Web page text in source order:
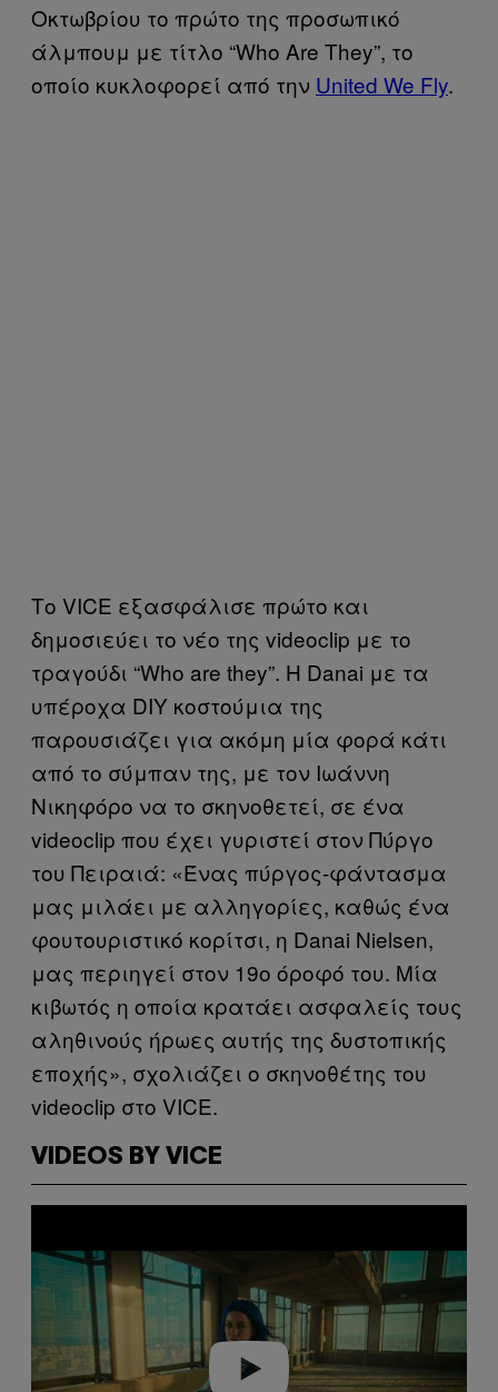
Οκτωβρίου το πρώτο της προσωπικό
άλμπουμ με τίτλο “Who Are They”, το
οποίο κυκλοφορεί από την United We Fly.
Το VICE εξασφάλισε πρώτο και
δημοσιεύει το νέο της videoclip με το
τραγούδι “Who are they”. Η Danai με τα
υπέροχα DIY κοστούμια της
παρουσιάζει για ακόμη μία φορά κάτι
από το σύμπαν της, με τον Ιωάννη
Νικηφόρο να το σκηνοθετεί, σε ένα
videoclip που έχει γυριστεί στον Πύργο
του Πειραιά: «Ένας πύργος-φάντασμα
μας μιλάει με αλληγορίες, καθώς ένα
φουτουριστικό κορίτσι, η Danai Nielsen,
μας περιηγεί στον 19ο όροφό του. Μία
κιβωτός η οποία κρατάει ασφαλείς τους
αληθινούς ήρωες αυτής της δυστοπικής
εποχής», σχολιάζει ο σκηνοθέτης του
videoclip στο VICE.
VIDEOS BY VICE
Play video